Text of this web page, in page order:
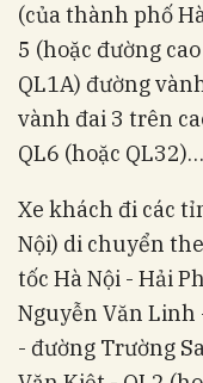
(của thành phố
5 (hoặc đường
QL1A) đường
vành đai 3 trên
QL6 (hoặc
Xe khách đi các
Nội) di chuyển
tốc Hà Nội - Hải
Nguyễn Văn Linh
- đường Trường